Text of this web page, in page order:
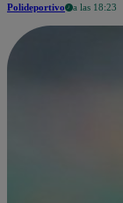
Polideportivo a las 18:23